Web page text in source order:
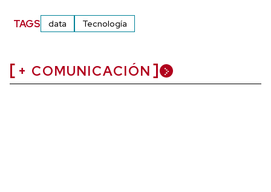
TAGS data Tecnología
+ COMUNICACIÓN